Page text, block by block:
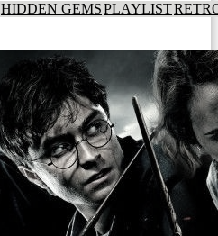
HIDDEN GEMSPLAYLIST